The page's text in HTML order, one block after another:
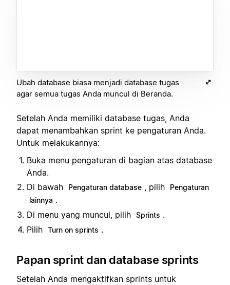
Ubah database biasa menjadi database tugas
agar semua tugas Anda muncul di Beranda.
Setelah Anda memiliki database tugas, Anda
dapat menambahkan sprint ke pengaturan Anda.
Untuk melakukannya:
Buka menu pengaturan di bagian atas database
Anda.
Di bawah
Pengaturan database , pilih
Pengaturan
lainnya .
Di menu yang muncul, pilih Sprints .
Pilih Turn on sprints .
Papan sprint dan database sprints
Setelah Anda mengaktifkan sprints untuk